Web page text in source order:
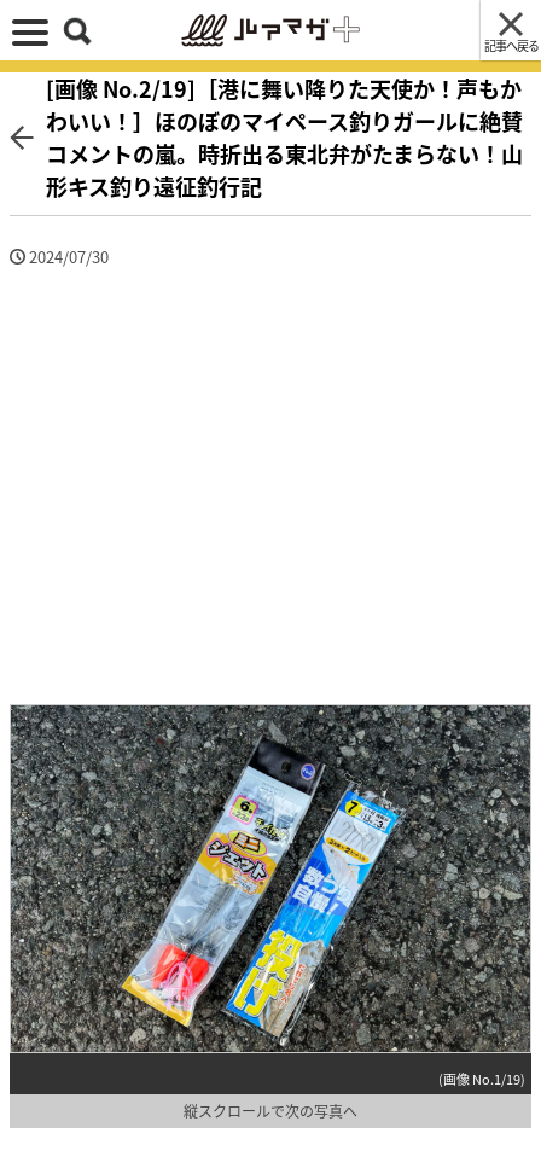
記事へ戻る
[画像 No.2/19]［港に舞い降りた天使か！声もか
わいい！］ほのぼのマイペース釣りガールに絶賛
コメントの嵐。時折出る東北弁がたまらない！山
形キス釣り遠征釣行記
2024/07/30
(画像 No.1/19)
縦スクロールで次の写真へ